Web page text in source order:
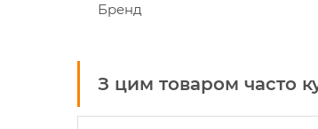
Бренд
З цим товаром часто